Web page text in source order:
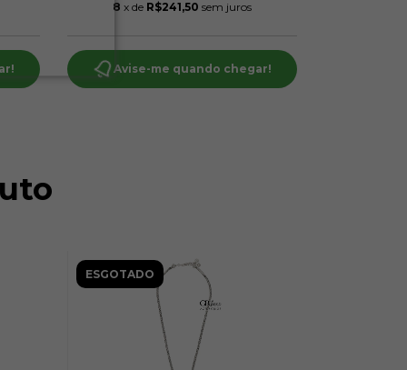
8 x de R$241,50 sem juros
Avise-me quando chegar!
ESGOTADO